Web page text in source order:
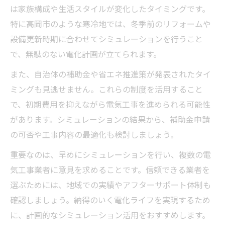
は家族構成や生活スタイルが変化したタイミングです。
特に高岡市のような寒冷地では、冬季前のリフォームや
設備更新時期に合わせてシミュレーションを行うこと
で、無駄のない電化計画が立てられます。
また、自治体の補助金や省エネ推進策が発表されたタイ
ミングも見逃せません。これらの制度を活用すること
で、初期費用を抑えながら電気工事を進められる可能性
があります。シミュレーションの結果から、補助金申請
の可否や工事内容の最適化も検討しましょう。
重要なのは、早めにシミュレーションを行い、複数の電
気工事業者に意見を求めることです。信頼できる業者を
選ぶためには、地域での実績やアフターサポート体制も
確認しましょう。納得のいく電化ライフを実現するため
に、計画的なシミュレーション活用をおすすめします。